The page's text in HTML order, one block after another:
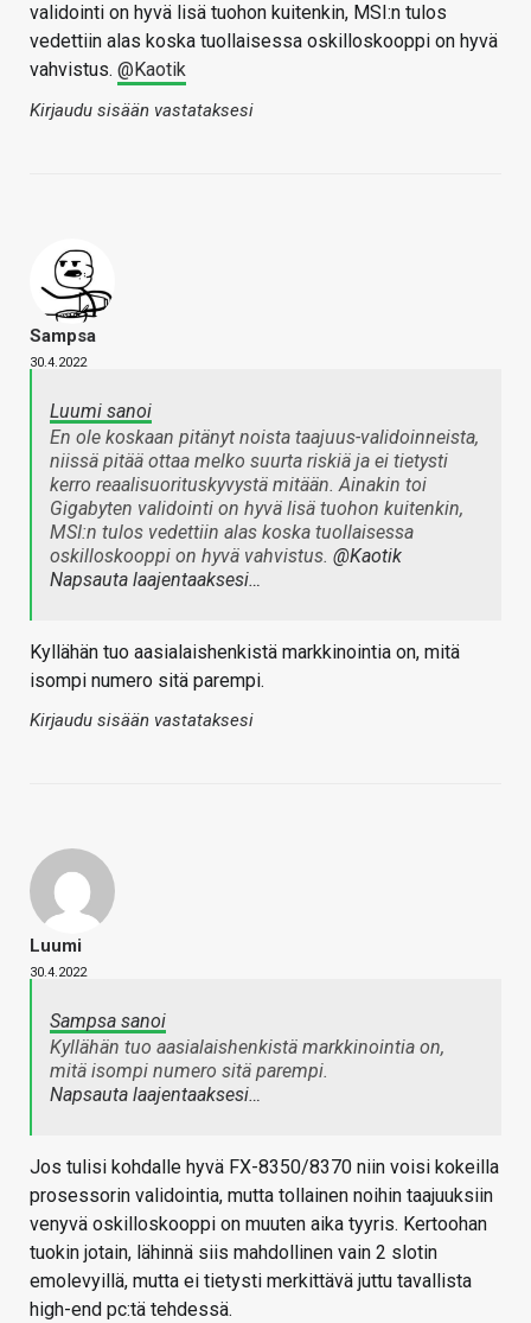
validointi on hyvä lisä tuohon kuitenkin, MSI:n tulos
vedettiin alas koska tuollaisessa oskilloskooppi on hyvä
vahvistus. @Kaotik
Kirjaudu sisään vastataksesi
Sampsa
30.4.2022
Luumi sanoi
En ole koskaan pitänyt noista taajuus-validoinneista,
niissä pitää ottaa melko suurta riskiä ja ei tietysti
kerro reaalisuorituskyvystä mitään. Ainakin toi
Gigabyten validointi on hyvä lisä tuohon kuitenkin,
MSI:n tulos vedettiin alas koska tuollaisessa
oskilloskooppi on hyvä vahvistus. @Kaotik
Napsauta laajentaaksesi…
Kyllähän tuo aasialaishenkistä markkinointia on, mitä
isompi numero sitä parempi.
Kirjaudu sisään vastataksesi
Luumi
30.4.2022
Sampsa sanoi
Kyllähän tuo aasialaishenkistä markkinointia on,
mitä isompi numero sitä parempi.
Napsauta laajentaaksesi…
Jos tulisi kohdalle hyvä FX-8350/8370 niin voisi kokeilla
prosessorin validointia, mutta tollainen noihin taajuuksiin
venyvä oskilloskooppi on muuten aika tyyris. Kertoohan
tuokin jotain, lähinnä siis mahdollinen vain 2 slotin
emolevyillä, mutta ei tietysti merkittävä juttu tavallista
high-end pc:tä tehdessä.